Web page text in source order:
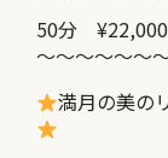
50分 ¥22,000
～～～～～～
満月の美の